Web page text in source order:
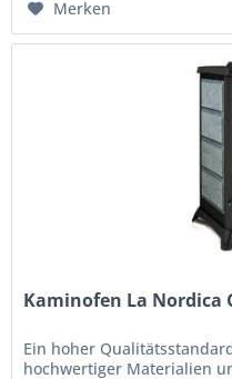
Merken
Kaminofen La Nordica
Ein hoher
hochwertiger Materialien